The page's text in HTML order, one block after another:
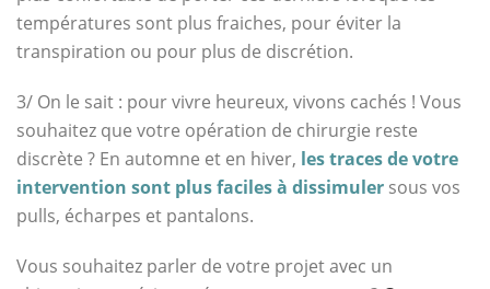
températures sont plus fraiches, pour éviter la
transpiration ou pour plus de discrétion.
3/ On le sait : pour vivre heureux, vivons cachés ! Vous
souhaitez que votre opération de chirurgie reste
discrète ? En automne et en hiver, les traces de votre
intervention sont plus faciles à dissimuler sous vos
pulls, écharpes et pantalons.
Vous souhaitez parler de votre projet avec un